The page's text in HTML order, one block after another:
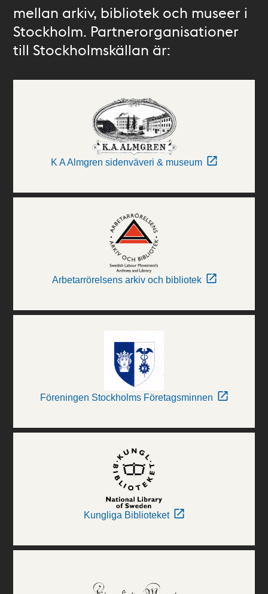
mellan arkiv, bibliotek och museer i
Stockholm. Partnerorganisationer
till Stockholmskällan är:
K A Almgren sidenväveri & museum
Arbetarrörelsens arkiv och bibliotek
Föreningen Stockholms Företagsminnen
Kungliga Biblioteket